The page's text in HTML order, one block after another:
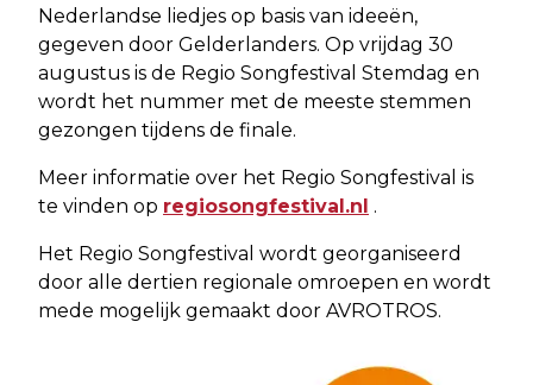
Nederlandse liedjes op basis van ideeën,
gegeven door Gelderlanders. Op vrijdag 30
augustus is de Regio Songfestival Stemdag en
wordt het nummer met de meeste stemmen
gezongen tijdens de finale.
Meer informatie over het Regio Songfestival is
te vinden op regiosongfestival.nl .
Het Regio Songfestival wordt georganiseerd
door alle dertien regionale omroepen en wordt
mede mogelijk gemaakt door AVROTROS.